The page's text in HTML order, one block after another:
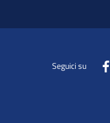
Seguici su